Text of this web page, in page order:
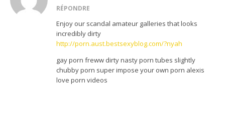
RÉPONDRE
Enjoy our scandal amateur galleries that looks
incredibly dirty
http://porn.aust.bestsexyblog.com/?nyah
gay porn freww dirty nasty porn tubes slightly
chubby porn super impose your own porn alexis
love porn videos